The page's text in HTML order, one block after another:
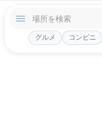
グルメ コンビニ